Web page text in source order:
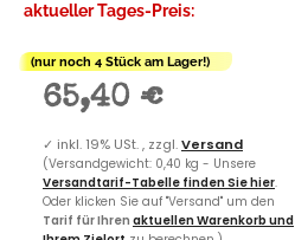
aktueller Tages-Preis:
(nur noch 4 Stück am Lager!)
65,40 €
✓ inkl. 19% USt. , zzgl.Versand
(Versandgewicht: 0,40 kg - Unsere
Versandtarif-Tabelle finden Sie hier.
Oder klicken Sie auf "Versand" um den
Tarif für Ihren aktuellen Warenkorb und